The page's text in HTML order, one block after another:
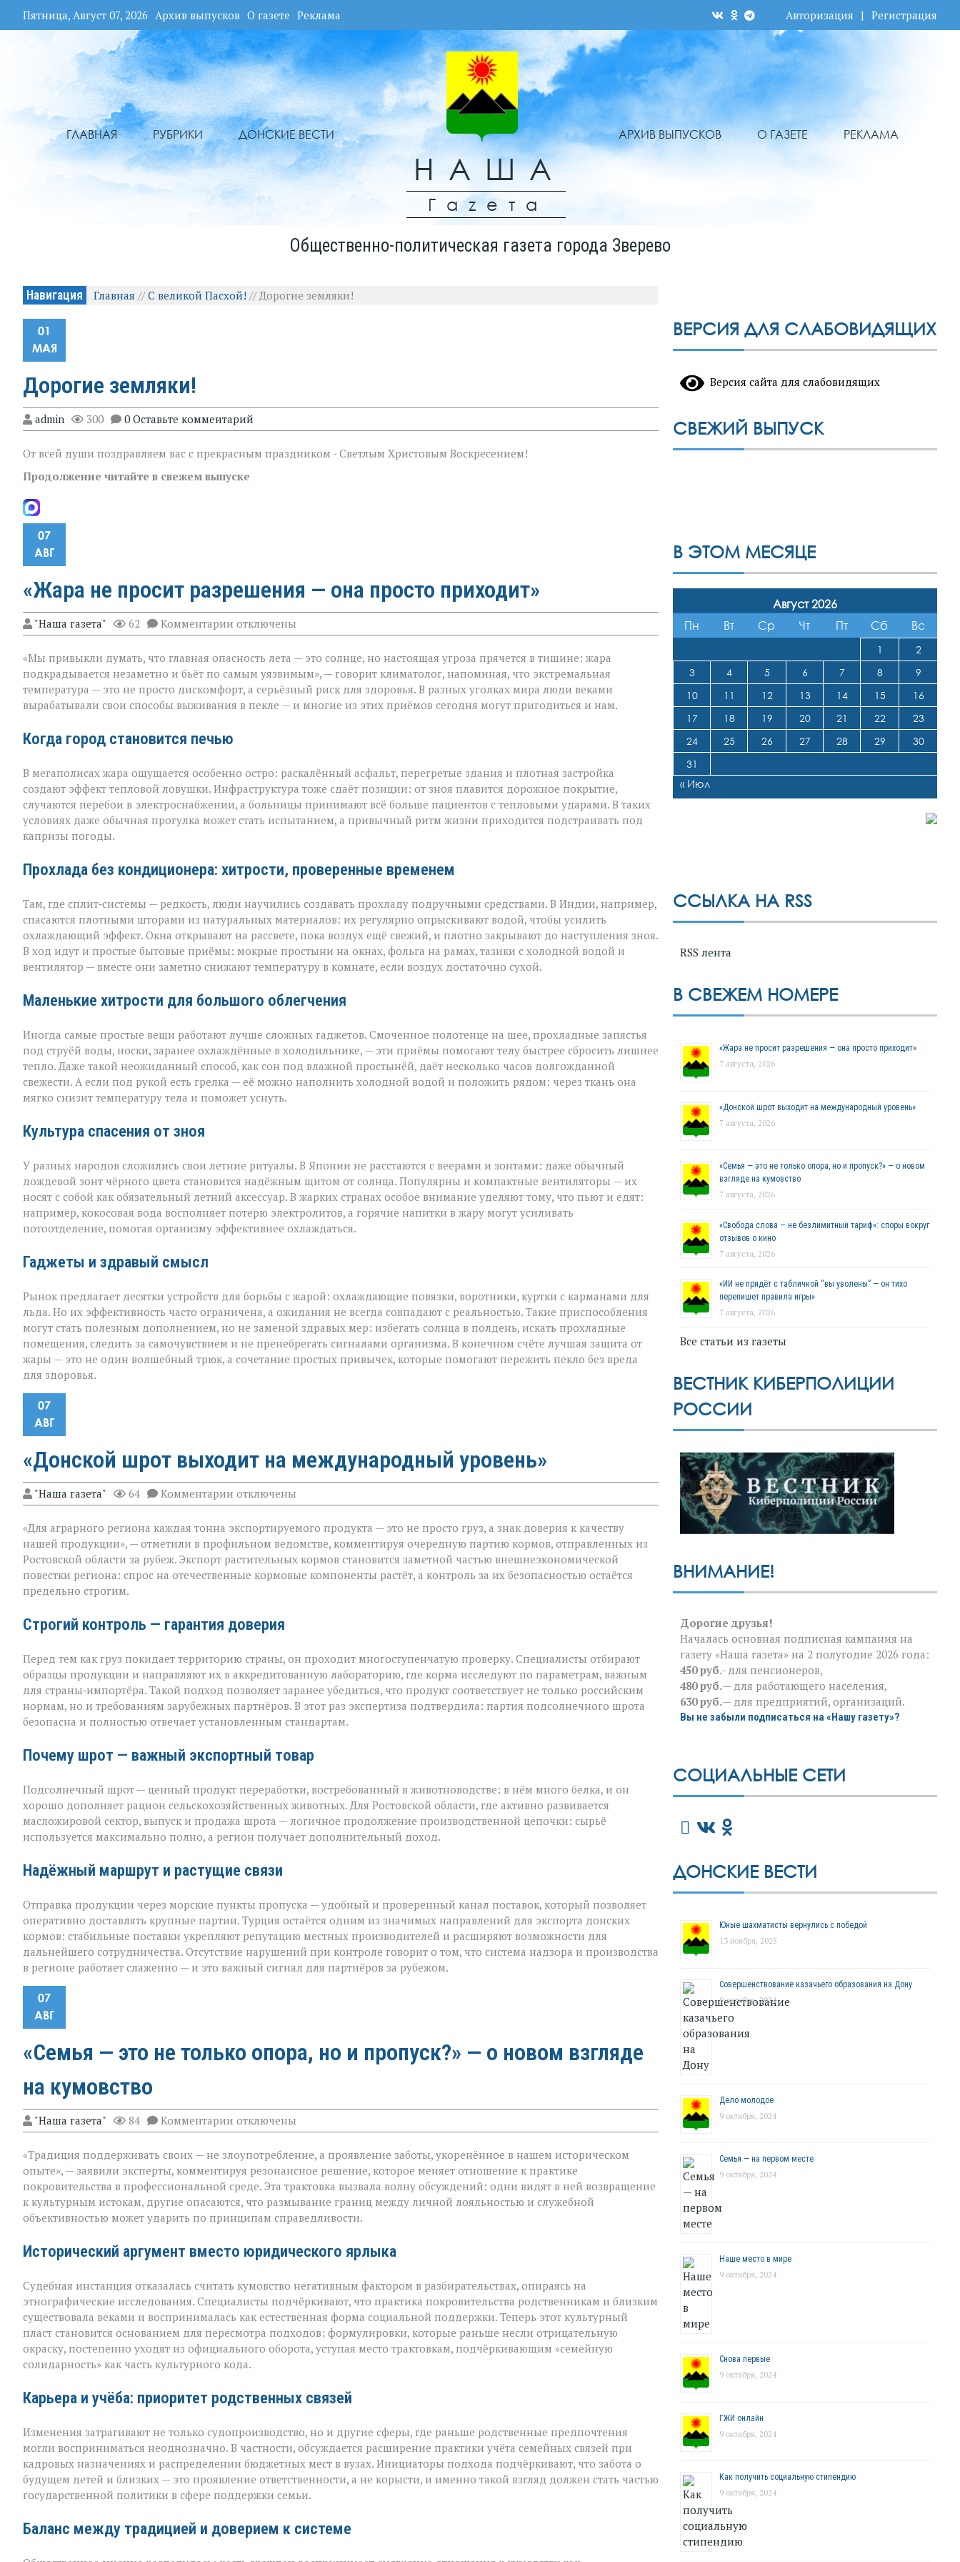
Пятница, Август 07, 2026 Архив выпусков О газете Реклама Авторизация | Регистрация
ГЛАВНАЯ РУБРИКИ ДОНСКИЕ ВЕСТИ
НАША
Гаzета
АРХИВ ВЫПУСКОВ О ГАЗЕТЕ РЕКЛАМА
Общественно-политическая газета города Зверево
Навигация Главная //С великой Пасхой! // Дорогие земляки!
01
МАЯ
Дорогие земляки!
admin 300 0 Оставьте комментарий
От всей души поздравляем вас с прекрасным праздником - Светлым Христовым Воскресением!
Продолжение читайте в свежем выпуске
07
АВГ
«Жара не просит разрешения — она просто приходит»
"Наша газета" 62 Комментарии к
записи
не
просит
разрешения — она
просто
приходит»
отключены
«Мы привыкли думать, что главная опасность лета — это солнце, но настоящая угроза прячется в тишине: жара
подкрадывается незаметно и бьёт по самым уязвимым», — говорит климатолог, напоминая, что экстремальная
температура — это не просто дискомфорт, а серьёзный риск для здоровья. В разных уголках мира люди веками
вырабатывали свои способы выживания в пекле — и многие из этих приёмов сегодня могут пригодиться и нам.
Когда город становится печью
В мегаполисах жара ощущается особенно остро: раскалённый асфальт, перегретые здания и плотная застройка
создают эффект тепловой ловушки. Инфраструктура тоже сдаёт позиции: от зноя плавится дорожное покрытие,
случаются перебои в электроснабжении, а больницы принимают всё больше пациентов с тепловыми ударами. В таких
условиях даже обычная прогулка может стать испытанием, а привычный ритм жизни приходится подстраивать под
капризы погоды.
Прохлада без кондиционера: хитрости, проверенные временем
Там, где сплит‑системы — редкость, люди научились создавать прохладу подручными средствами. В Индии, например,
спасаются плотными шторами из натуральных материалов: их регулярно опрыскивают водой, чтобы усилить
охлаждающий эффект. Окна открывают на рассвете, пока воздух ещё свежий, и плотно закрывают до наступления зноя.
В ход идут и простые бытовые приёмы: мокрые простыни на окнах, фольга на рамах, тазики с холодной водой и
вентилятор — вместе они заметно снижают температуру в комнате, если воздух достаточно сухой.
Маленькие хитрости для большого облегчения
Иногда самые простые вещи работают лучше сложных гаджетов. Смоченное полотенце на шее, прохладные запястья
под струёй воды, носки, заранее охлаждённые в холодильнике, — эти приёмы помогают телу быстрее сбросить лишнее
тепло. Даже такой неожиданный способ, как сон под влажной простынёй, даёт несколько часов долгожданной
свежести. А если под рукой есть грелка — её можно наполнить холодной водой и положить рядом: через ткань она
мягко снизит температуру тела и поможет уснуть.
Культура спасения от зноя
У разных народов сложились свои летние ритуалы. В Японии не расстаются с веерами и зонтами: даже обычный
дождевой зонт чёрного цвета становится надёжным щитом от солнца. Популярны и компактные вентиляторы — их
носят с собой как обязательный летний аксессуар. В жарких странах особое внимание уделяют тому, что пьют и едят:
например, кокосовая вода восполняет потерю электролитов, а горячие напитки в жару могут усиливать
потоотделение, помогая организму эффективнее охлаждаться.
Гаджеты и здравый смысл
Рынок предлагает десятки устройств для борьбы с жарой: охлаждающие повязки, воротники, куртки с карманами для
льда. Но их эффективность часто ограничена, а ожидания не всегда совпадают с реальностью. Такие приспособления
могут стать полезным дополнением, но не заменой здравых мер: избегать солнца в полдень, искать прохладные
помещения, следить за самочувствием и не пренебрегать сигналами организма. В конечном счёте лучшая защита от
жары — это не один волшебный трюк, а сочетание простых привычек, которые помогают пережить пекло без вреда
для здоровья.
07
АВГ
«Донской шрот выходит на международный уровень»
"Наша газета" 64 Комментарии к
записи
шрот
выходит
международный
уровень»
отключены
«Для аграрного региона каждая тонна экспортируемого продукта — это не просто груз, а знак доверия к качеству
нашей продукции», — отметили в профильном ведомстве, комментируя очередную партию кормов, отправленных из
Ростовской области за рубеж. Экспорт растительных кормов становится заметной частью внешнеэкономической
повестки региона: спрос на отечественные кормовые компоненты растёт, а контроль за их безопасностью остаётся
предельно строгим.
Строгий контроль — гарантия доверия
Перед тем как груз покидает территорию страны, он проходит многоступенчатую проверку. Специалисты отбирают
образцы продукции и направляют их в аккредитованную лабораторию, где корма исследуют по параметрам, важным
для страны‑импортёра. Такой подход позволяет заранее убедиться, что продукт соответствует не только российским
нормам, но и требованиям зарубежных партнёров. В этот раз экспертиза подтвердила: партия подсолнечного шрота
безопасна и полностью отвечает установленным стандартам.
Почему шрот — важный экспортный товар
Подсолнечный шрот — ценный продукт переработки, востребованный в животноводстве: в нём много белка, и он
хорошо дополняет рацион сельскохозяйственных животных. Для Ростовской области, где активно развивается
масложировой сектор, выпуск и продажа шрота — логичное продолжение производственной цепочки: сырьё
используется максимально полно, а регион получает дополнительный доход.
Надёжный маршрут и растущие связи
Отправка продукции через морские пункты пропуска — удобный и проверенный канал поставок, который позволяет
оперативно доставлять крупные партии. Турция остаётся одним из значимых направлений для экспорта донских
кормов: стабильные поставки укрепляют репутацию местных производителей и расширяют возможности для
дальнейшего сотрудничества. Отсутствие нарушений при контроле говорит о том, что система надзора и производства
в регионе работает слаженно — и это важный сигнал для партнёров за рубежом.
07
АВГ
«Семья — это не только опора, но и пропуск?» — о новом взгляде
на кумовство
"Наша газета" 84 Комментарии к
записи
не
только
опора,
но
и
пропуск?» — о
на
отключены
«Традиция поддерживать своих — не злоупотребление, а проявление заботы, укоренённое в нашем историческом
опыте», — заявили эксперты, комментируя резонансное решение, которое меняет отношение к практике
покровительства в профессиональной среде. Эта трактовка вызвала волну обсуждений: одни видят в ней возвращение
к культурным истокам, другие опасаются, что размывание границ между личной лояльностью и служебной
объективностью может ударить по принципам справедливости.
Исторический аргумент вместо юридического ярлыка
Судебная инстанция отказалась считать кумовство негативным фактором в разбирательствах, опираясь на
этнографические исследования. Специалисты подчёркивают, что практика покровительства родственникам и близким
существовала веками и воспринималась как естественная форма социальной поддержки. Теперь этот культурный
пласт становится основанием для пересмотра подходов: формулировки, которые раньше несли отрицательную
окраску, постепенно уходят из официального оборота, уступая место трактовкам, подчёркивающим «семейную
солидарность» как часть культурного кода.
Карьера и учёба: приоритет родственных связей
Изменения затрагивают не только судопроизводство, но и другие сферы, где раньше родственные предпочтения
могли восприниматься неоднозначно. В частности, обсуждается расширение практики учёта семейных связей при
кадровых назначениях и распределении бюджетных мест в вузах. Инициаторы подхода подчёркивают, что забота о
будущем детей и близких — это проявление ответственности, а не корысти, и именно такой взгляд должен стать частью
государственной политики в сфере поддержки семьи.
Баланс между традицией и доверием к системе
ВЕРСИЯ ДЛЯ СЛАБОВИДЯЩИХ
Версия сайта для слабовидящих
СВЕЖИЙ ВЫПУСК
В ЭТОМ МЕСЯЦЕ
Август 2026
Пн
Вт Ср Чт Пт Сб Вс
1
2
3
4 5 6 7 8
9
10
11 12 13 14 15
16
17
18 19 20 21 22
23
24
25 26 27 28 29
30
31
« Июл
ССЫЛКА НА RSS
RSS лента
В СВЕЖЕМ НОМЕРЕ
«Жара не просит разрешения — она просто приходит»
7 августа, 2026
«Донской шрот выходит на международный уровень»
7 августа, 2026
«Семья — это не только опора, но и пропуск?» — о новом
взгляде на кумовство
7 августа, 2026
«Свобода слова — не безлимитный тариф»: споры вокруг
отзывов о кино
7 августа, 2026
«ИИ не придёт с табличкой “вы уволены” — он тихо
перепишет правила игры»
7 августа, 2026
Все статьи из газеты
ВЕСТНИК КИБЕРПОЛИЦИИ
РОССИИ
ВНИМАНИЕ!
Дорогие друзья!
Началась основная подписная кампания на
газету «Наша газета» на 2 полугодие 2026 года:
450 руб.- для пенсионеров,
480 руб.— для работающего населения,
630 руб.— для предприятий, организаций.
Вы не забыли подписаться на «Нашу газету»?
СОЦИАЛЬНЫЕ СЕТИ
ДОНСКИЕ ВЕСТИ
Юные шахматисты вернулись с победой
13 ноября, 2025
Совершенствование казачьего образования на Дону
9 октября, 2024
Дело молодое
9 октября, 2024
Семья — на первом месте
9 октября, 2024
Наше место в мире
9 октября, 2024
Снова первые
9 октября, 2024
ГЖИ онлайн
9 октября, 2024
Как получить социальную стипендию
9 октября, 2024